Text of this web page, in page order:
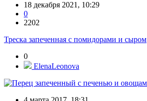
18 декабря 2021, 10:29
0
2202
Треска запеченная с помидорами и сыром
0
ElenaLeonova